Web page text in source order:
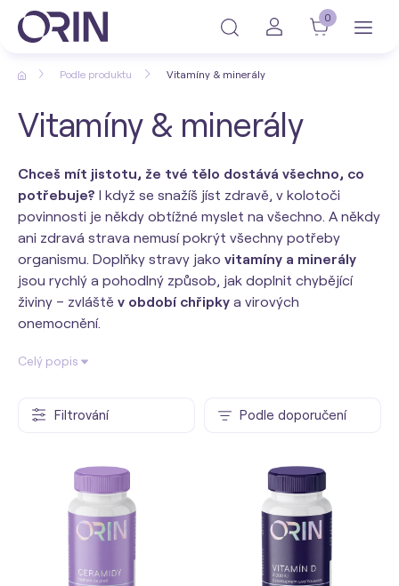
0
Podle produktu Vitamíny & minerály
Vitamíny & minerály
Chceš mít jistotu, že tvé tělo dostává všechno, co
potřebuje? I když se snažíš jíst zdravě, v kolotoči
povinnosti je někdy obtížné myslet na všechno. A někdy
ani zdravá strava nemusí pokrýt všechny potřeby
organismu. Doplňky stravy jako vitamíny a minerály
jsou rychlý a pohodlný způsob, jak doplnit chybějící
živiny – zvláště v období chřipky a virových
onemocnění.
Celý popis
Filtrování Podle doporučení